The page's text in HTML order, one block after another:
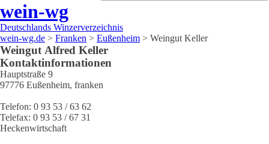
wein-wg
Deutschlands Winzerverzeichnis
wein-wg.de > Franken > Eußenheim > Weingut Keller
Weingut Alfred Keller
Kontaktinformationen
Hauptstraße 9
97776 Eußenheim, franken
Telefon: 0 93 53 / 63 62
Telefax: 0 93 53 / 67 31
Heckenwirtschaft